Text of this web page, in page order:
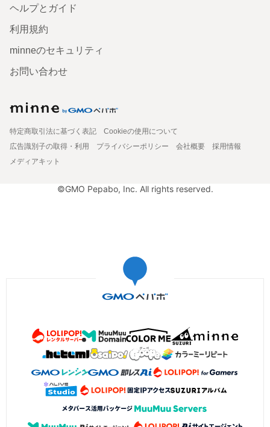
ヘルプとガイド
利用規約
minneのセキュリティ
お問い合わせ
特定商取引法に基づく表記
Cookieの使用について
広告識別子の取得・利用
プライバシーポリシー 会社概要
採用情報
メディアキット
©GMO Pepabo, Inc. All rights reserved.